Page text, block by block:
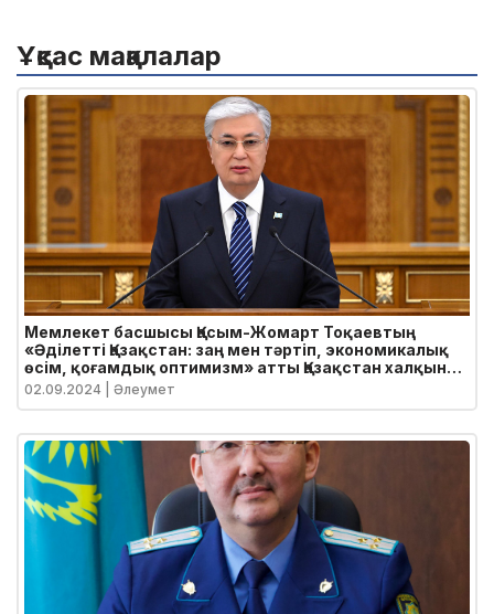
Ұқсас мақалалар
Мемлекет басшысы Қасым-Жомарт Тоқаевтың
«Әділетті Қазақстан: заң мен тәртіп, экономикалық
өсім, қоғамдық оптимизм» атты Қазақстан халқына
Жолдауы
02.09.2024 | Әлеумет